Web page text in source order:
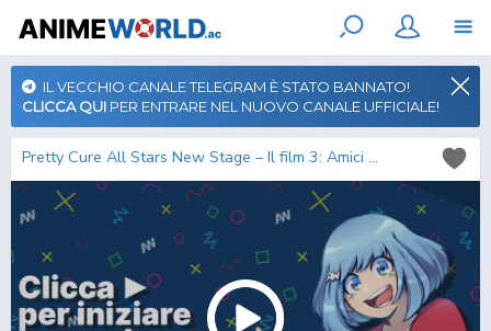
IL VECCHIO CANALE TELEGRAM È STATO BANNATO!
CLICCA QUI PER ENTRARE NEL NUOVO CANALE UFFICIALE!
Pretty Cure All Stars New Stage – Il film 3: Amici per sempre